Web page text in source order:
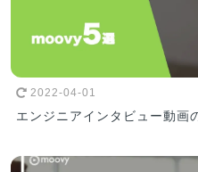
2022-04-01
エンジニアインタビュー動画